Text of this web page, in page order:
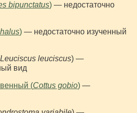
bipunctatus) — недостаточно
) — недостаточно изученный
Leuciscus leuciscus) —
вид
(Cottus gobio) —